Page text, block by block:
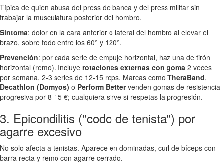
Típica de quien abusa del press de banca y del press militar sin
trabajar la musculatura posterior del hombro.
Síntoma: dolor en la cara anterior o lateral del hombro al elevar el
brazo, sobre todo entre los 60° y 120°.
Prevención: por cada serie de empuje horizontal, haz una de tirón
horizontal (remo). Incluye rotaciones externas con goma 2 veces
por semana, 2-3 series de 12-15 reps. Marcas como TheraBand,
Decathlon (Domyos) o Perform Bettervenden gomas de resistencia
progresiva por 8-15 €; cualquiera sirve si respetas la progresión.
3. Epicondilitis ("codo de tenista") por
agarre excesivo
No solo afecta a tenistas. Aparece en dominadas, curl de bíceps con
barra recta y remo con agarre cerrado.